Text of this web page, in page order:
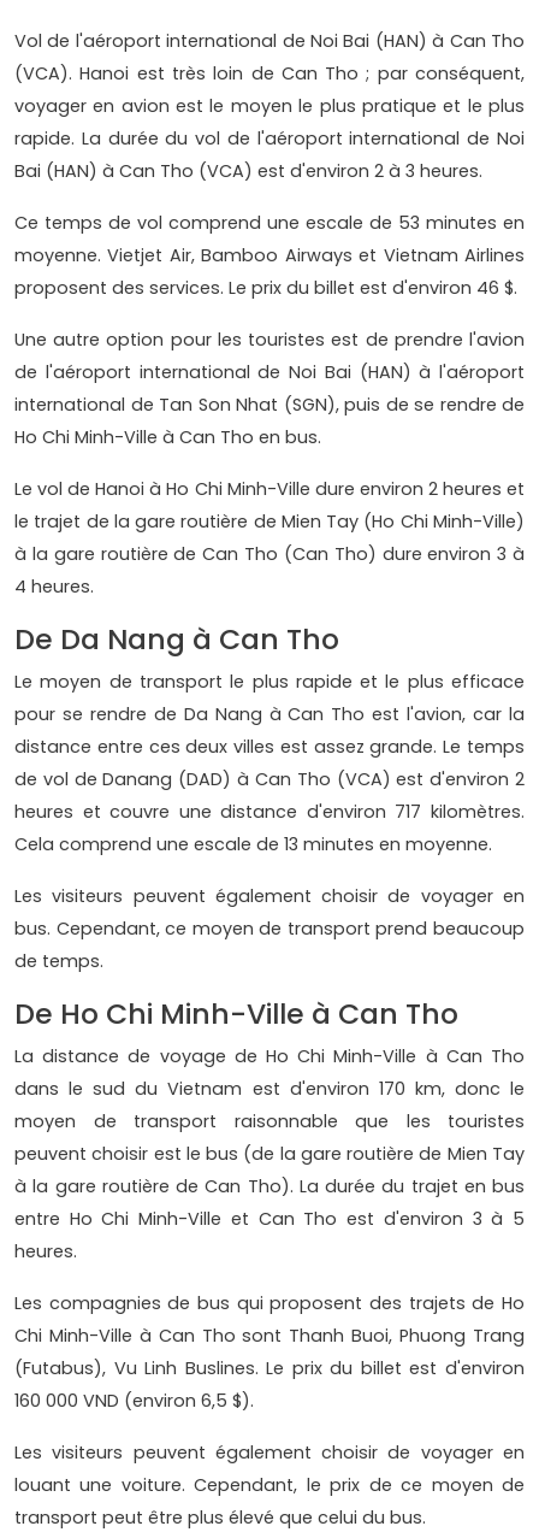
Vol de l'aéroport international de Noi Bai (HAN) à Can Tho
(VCA). Hanoi est très loin de Can Tho ; par conséquent,
voyager en avion est le moyen le plus pratique et le plus
rapide. La durée du vol de l'aéroport international de Noi
Bai (HAN) à Can Tho (VCA) est d'environ 2 à 3 heures.
Ce temps de vol comprend une escale de 53 minutes en
moyenne. Vietjet Air, Bamboo Airways et Vietnam Airlines
proposent des services. Le prix du billet est d'environ 46 $.
Une autre option pour les touristes est de prendre l'avion
de l'aéroport international de Noi Bai (HAN) à l'aéroport
international de Tan Son Nhat (SGN), puis de se rendre de
Ho Chi Minh-Ville à Can Tho en bus.
Le vol de Hanoi à Ho Chi Minh-Ville dure environ 2 heures et
le trajet de la gare routière de Mien Tay (Ho Chi Minh-Ville)
à la gare routière de Can Tho (Can Tho) dure environ 3 à
4 heures.
De Da Nang à Can Tho
Le moyen de transport le plus rapide et le plus efficace
pour se rendre de Da Nang à Can Tho est l'avion, car la
distance entre ces deux villes est assez grande. Le temps
de vol de Danang (DAD) à Can Tho (VCA) est d'environ 2
heures et couvre une distance d'environ 717 kilomètres.
Cela comprend une escale de 13 minutes en moyenne.
Les visiteurs peuvent également choisir de voyager en
bus. Cependant, ce moyen de transport prend beaucoup
de temps.
De Ho Chi Minh-Ville à Can Tho
La distance de voyage de Ho Chi Minh-Ville à Can Tho
dans le sud du Vietnam est d'environ 170 km, donc le
moyen de transport raisonnable que les touristes
peuvent choisir est le bus (de la gare routière de Mien Tay
à la gare routière de Can Tho). La durée du trajet en bus
entre Ho Chi Minh-Ville et Can Tho est d'environ 3 à 5
heures.
Les compagnies de bus qui proposent des trajets de Ho
Chi Minh-Ville à Can Tho sont Thanh Buoi, Phuong Trang
(Futabus), Vu Linh Buslines. Le prix du billet est d'environ
160 000 VND (environ 6,5 $).
Les visiteurs peuvent également choisir de voyager en
louant une voiture. Cependant, le prix de ce moyen de
transport peut être plus élevé que celui du bus.